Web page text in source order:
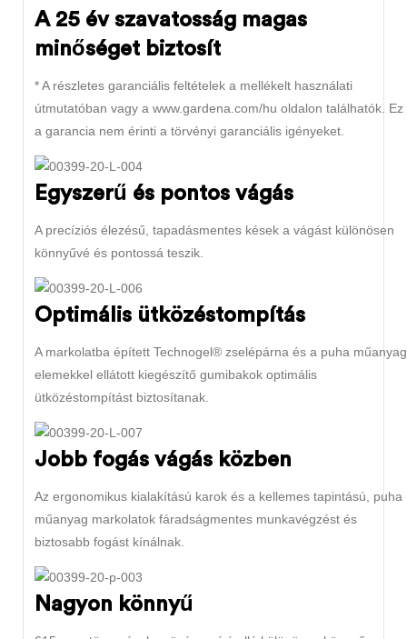
A 25 év szavatosság magas
minőséget biztosít
* A részletes garanciális feltételek a mellékelt használati
útmutatóban vagy a www.gardena.com/hu oldalon találhatók. Ez
a garancia nem érinti a törvényi garanciális igényeket.
Egyszerű és pontos vágás
A precíziós élezésű, tapadásmentes kések a vágást különösen
könnyűvé és pontossá teszik.
Optimális ütközéstompítás
A markolatba épített Technogel® zselépárna és a puha műanyag
elemekkel ellátott kiegészítő gumibakok optimális
ütközéstompítást biztosítanak.
Jobb fogás vágás közben
Az ergonomikus kialakítású karok és a kellemes tapintású, puha
műanyag markolatok fáradságmentes munkavégzést és
biztosabb fogást kínálnak.
Nagyon könnyű